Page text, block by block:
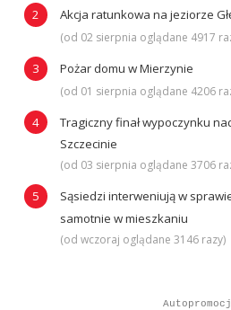
Akcja ratunkowa na jeziorze
(od 02 sierpnia oglądane 4917
Pożar domu w Mierzynie
(od 01 sierpnia oglądane 4206
Tragiczny finał wypoczynku
Szczecinie
(od 03 sierpnia oglądane 3706
Sąsiedzi interweniują w
samotnie w mieszkaniu
(od wczoraj oglądane 3146 razy)